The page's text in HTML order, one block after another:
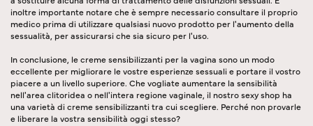
inoltre importante notare che è sempre necessario consultare il proprio
medico prima di utilizzare qualsiasi nuovo prodotto per l'aumento della
sessualità, per assicurarsi che sia sicuro per l'uso.
In conclusione, le creme sensibilizzanti per la vagina sono un modo
eccellente per migliorare le vostre esperienze sessuali e portare il vostro
piacere a un livello superiore. Che vogliate aumentare la sensibilità
nell'area clitoridea o nell'intera regione vaginale, il nostro sexy shop ha
una varietà di creme sensibilizzanti tra cui scegliere. Perché non provarle
e liberare la vostra sensibilità oggi stesso?